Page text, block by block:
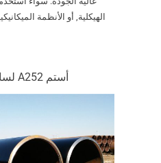
الهيكلية, أو الأنظمة
أستم A252 لساو & DSAW أنابيب الصلب